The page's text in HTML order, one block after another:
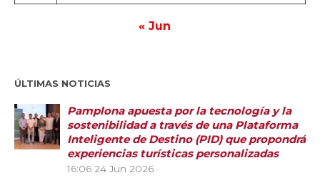
« Jun
ÚLTIMAS NOTICIAS
Pamplona apuesta por la tecnología y la
sostenibilidad a través de una Plataforma
Inteligente de Destino (PID) que propondrá
experiencias turísticas personalizadas
16:06 24 Jun 2026